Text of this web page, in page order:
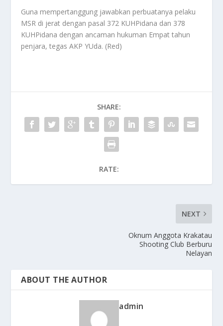
Guna mempertanggung jawabkan perbuatanya pelaku
MSR di jerat dengan pasal 372 KUHPidana dan 378
KUHPidana dengan ancaman hukuman Empat tahun
penjara, tegas AKP YUda. (Red)
SHARE:
RATE:
NEXT
Oknum Anggota Krakatau
Shooting Club Berburu
Nelayan
ABOUT THE AUTHOR
admin